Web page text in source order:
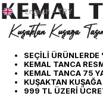
SEÇİLİ
KEMAL TANCA
KEMAL TANCA 75
KUŞAKTAN
999 TL ÜZERİ
English - TRY